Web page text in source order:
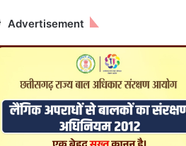
Advertisement